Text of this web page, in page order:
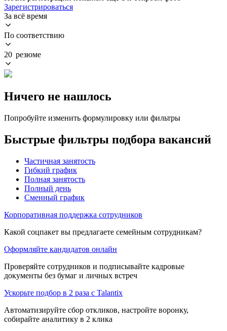
Зарегистрироваться
За всё время
По соответствию
20 резюме
Ничего не нашлось
Попробуйте изменить формулировку или фильтры
Быстрые фильтры подбора вакансий
Частичная занятость
Гибкий график
Полная занятость
Полный день
Сменный график
Корпоративная поддержка сотрудников
Какой соцпакет вы предлагаете семейным сотрудникам?
Оформляйте кандидатов онлайн
Проверяйте сотрудников и подписывайте кадровые
документы без бумаг и личных встреч
Ускорьте подбор в 2 раза с Talantix
Автоматизируйте сбор откликов, настройте воронку,
собирайте аналитику в 2 клика